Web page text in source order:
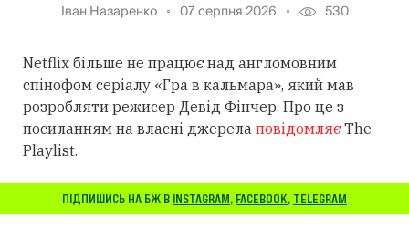
Іван Назаренко 07 серпня 2026 530
Netflix більше не працює над англомовним
спінофом серіалу «Гра в кальмара», який мав
розробляти режисер Девід Фінчер. Про це з
посиланням на власні джерела повідомляєThe
Playlist.
ПІДПИШИСЬ НА БЖ В INSTAGRAM, FACEBOOK, TELEGRAM